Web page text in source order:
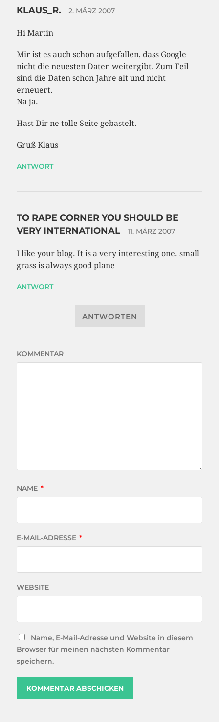
KLAUS_R. 2. MÄRZ 2007
Hi Martin
Mir ist es auch schon aufgefallen, dass Google
nicht die neuesten Daten weitergibt. Zum Teil
sind die Daten schon Jahre alt und nicht
erneuert.
Na ja.
Hast Dir ne tolle Seite gebastelt.
Gruß Klaus
ANTWORT
TO RAPE CORNER YOU SHOULD BE
VERY INTERNATIONAL
11. MÄRZ 2007
I like your blog. It is a very interesting one. small
grass is always good plane
ANTWORT
ANTWORTEN
KOMMENTAR
NAME *
E-MAIL-ADRESSE *
WEBSITE
Name, E-Mail-Adresse und Website in diesem
Browser für meinen nächsten Kommentar
speichern.